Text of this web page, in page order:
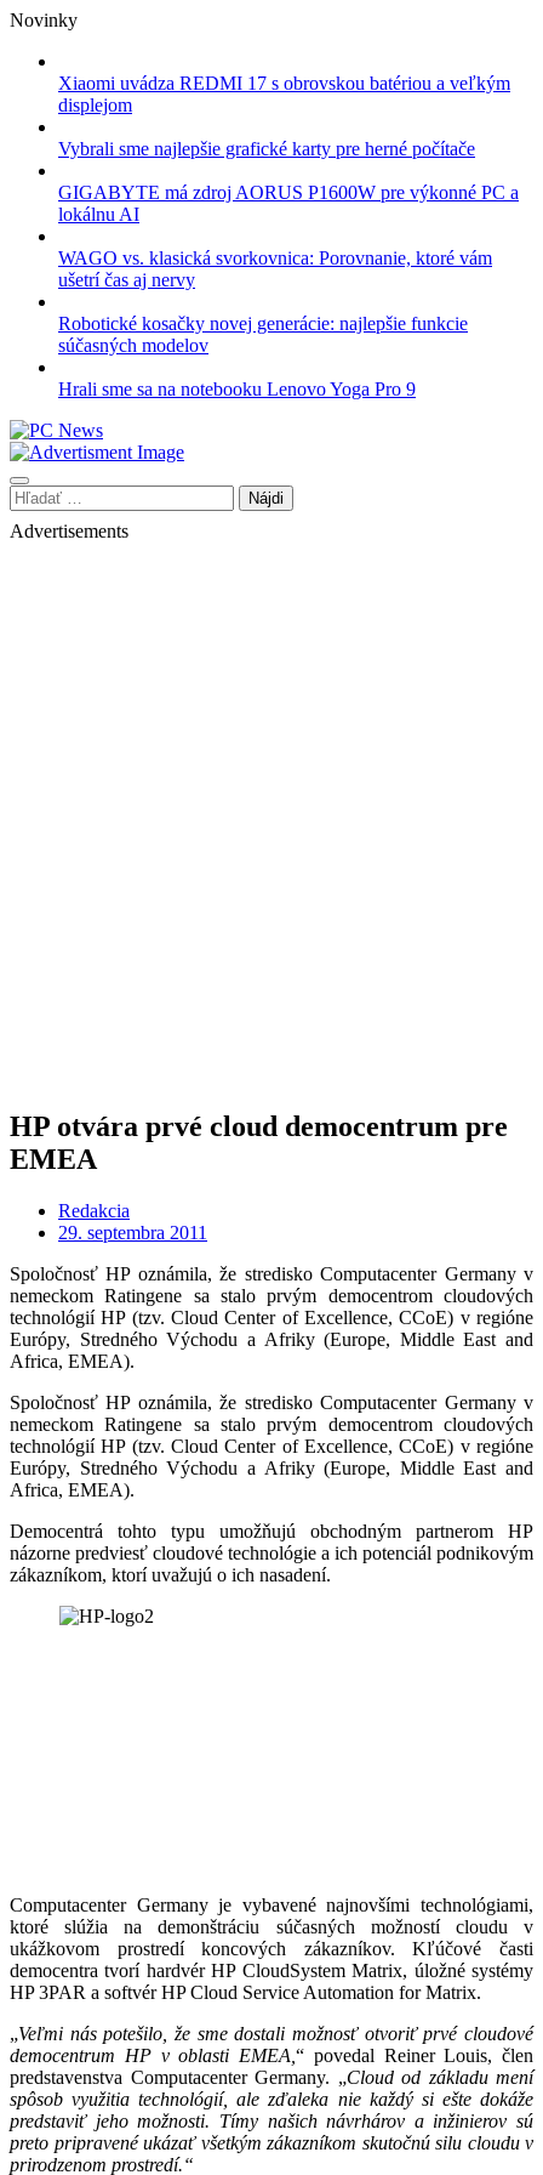
Skip
content
Novinky
Xiaomi uvádza REDMI 17 s obrovskou batériou a veľkým
displejom
Vybrali sme najlepšie grafické karty pre herné počítače
GIGABYTE má zdroj AORUS P1600W pre výkonné PC a
lokálnu AI
WAGO vs. klasická svorkovnica: Porovnanie, ktoré vám
ušetrí čas aj nervy
Robotické kosačky novej generácie: najlepšie funkcie
súčasných modelov
Hrali sme sa na notebooku Lenovo Yoga Pro 9
Hľadať:
Advertisements
HP otvára prvé cloud democentrum pre
EMEA
Redakcia
29. septembra 2011
Spoločnosť HP oznámila, že stredisko Computacenter Germany v
nemeckom Ratingene sa stalo prvým democentrom cloudových
technológií HP (tzv. Cloud Center of Excellence, CCoE) v regióne
Európy, Stredného Východu a Afriky (Europe, Middle East and
Africa, EMEA).
Spoločnosť HP oznámila, že stredisko Computacenter Germany v
nemeckom Ratingene sa stalo prvým democentrom cloudových
technológií HP (tzv. Cloud Center of Excellence, CCoE) v regióne
Európy, Stredného Východu a Afriky (Europe, Middle East and
Africa, EMEA).
Democentrá tohto typu umožňujú obchodným partnerom HP
názorne predviesť cloudové technológie a ich potenciál podnikovým
zákazníkom, ktorí uvažujú o ich nasadení.
Computacenter Germany je vybavené najnovšími technológiami,
ktoré slúžia na demonštráciu súčasných možností cloudu v
ukážkovom prostredí koncových zákazníkov. Kľúčové časti
democentra tvorí hardvér HP CloudSystem Matrix, úložné systémy
HP 3PAR a softvér HP Cloud Service Automation for Matrix.
„Veľmi nás potešilo, že sme dostali možnosť otvoriť prvé cloudové
democentrum HP v oblasti EMEA, “ povedal Reiner Louis, člen
predstavenstva Computacenter Germany. „Cloud od základu mení
spôsob využitia technológií, ale zďaleka nie každý si ešte dokáže
predstaviť jeho možnosti. Tímy našich návrhárov a inžinierov sú
preto pripravené ukázať všetkým zákazníkom skutočnú silu cloudu v
prirodzenom prostredí.“